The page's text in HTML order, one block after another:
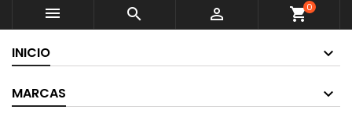
   shopping_cart0
INICIO
MARCAS